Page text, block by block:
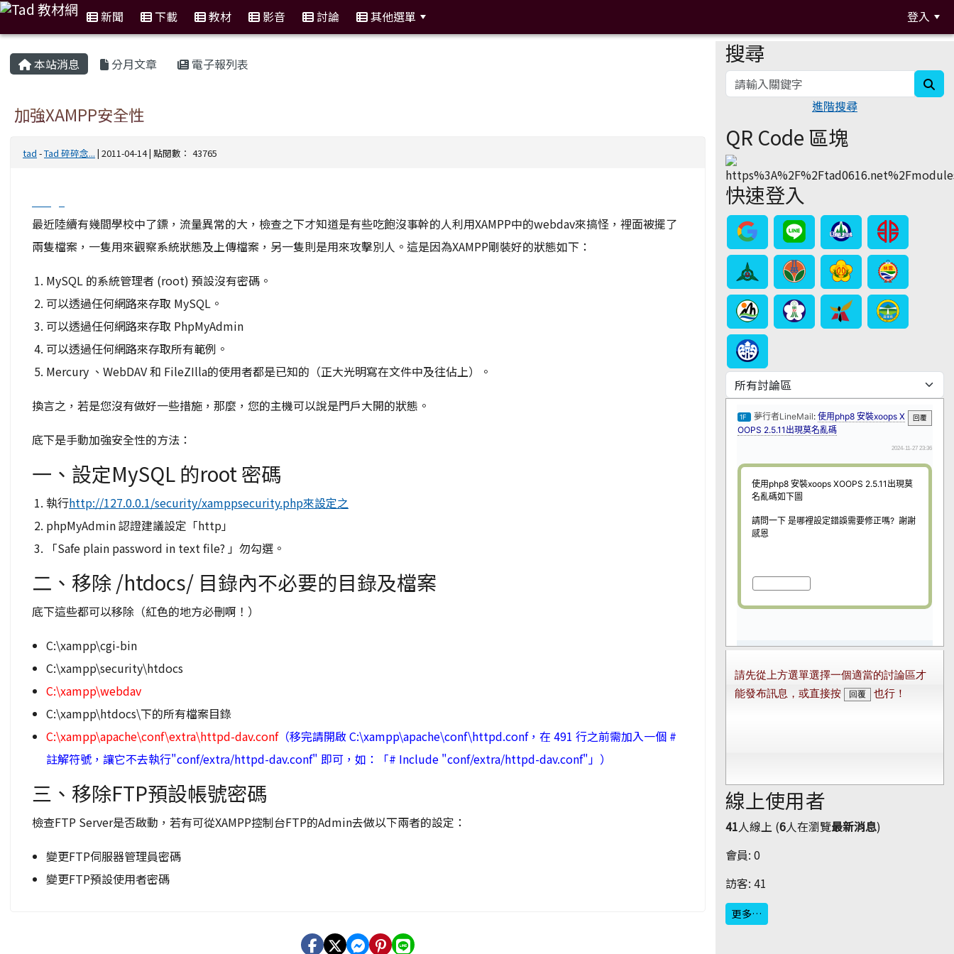
新聞 下載 教材 影音 討論 其他選單 登入
本站消息 分月文章 電子報列表
加強XAMPP安全性
tad -Tad 碎碎念... | 2011-04-14 | 點閱數： 43765
最近陸續有幾間學校中了鏢，流量異常的大，檢查之下才知道是有些吃飽沒事幹的人利用XAMPP中的webdav來搞怪，裡面被擺了
兩隻檔案，一隻用來觀察系統狀態及上傳檔案，另一隻則是用來攻擊別人。這是因為XAMPP剛裝好的狀態如下：
MySQL 的系統管理者 (root) 預設沒有密碼。
可以透過任何網路來存取 MySQL。
可以透過任何網路來存取 PhpMyAdmin
可以透過任何網路來存取所有範例。
Mercury 、WebDAV 和 FileZIlla的使用者都是已知的（正大光明寫在文件中及往佔上）。
換言之，若是您沒有做好一些措施，那麼，您的主機可以說是門戶大開的狀態。
底下是手動加強安全性的方法：
一、設定MySQL 的root 密碼
執行http://127.0.0.1/security/xamppsecurity.php來設定之
phpMyAdmin 認證建議設定「http」
「Safe plain password in text file? 」勿勾選。
二、移除 /htdocs/ 目錄內不必要的目錄及檔案
底下這些都可以移除（紅色的地方必刪啊！）
C:\xampp\cgi-bin
C:\xampp\security\htdocs
C:\xampp\webdav
C:\xampp\htdocs\下的所有檔案目錄
C:\xampp\apache\conf\extra\httpd-dav.conf（移完請開啟 C:\xampp\apache\conf\httpd.conf，在 491 行之前需加入一個 #
註解符號，讓它不去執行"conf/extra/httpd-dav.conf" 即可，如：「# Include "conf/extra/httpd-dav.conf"」 ）
三、移除FTP預設帳號密碼
檢查FTP Server是否啟動，若有可從XAMPP控制台FTP的Admin去做以下兩者的設定：
變更FTP伺服器管理員密碼
變更FTP預設使用者密碼
:::
搜尋
進階搜尋
QR Code 區塊
快速登入
線上使用者
41人線上 (6人在瀏覽最新消息)
會員: 0
訪客: 41
更多…